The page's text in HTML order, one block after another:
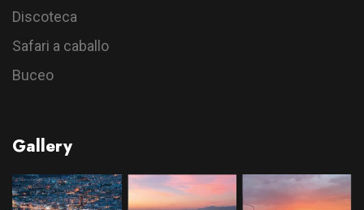
Discoteca
Safari a caballo
Buceo
Gallery